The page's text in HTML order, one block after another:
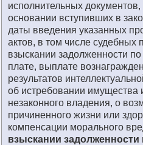
исполнительных
основании вступивших в
даты введения указанных
актов, в том числе судебных
взыскании задолженности
плате, выплате
результатов
об истребовании имущества
незаконного владения, о
причиненного жизни или
компенсации морального
взыскании